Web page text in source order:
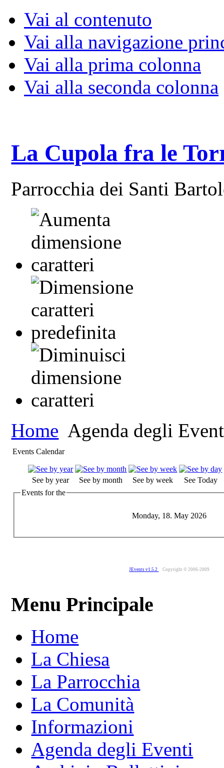
Vai al contenuto
Vai alla navigazione
Vai alla prima colonna
Vai alla seconda colonna
La Cupola fra le
Parrocchia dei Santi
Home Agenda degli
Events Calendar
See by year See by month See by week
See Today
Events for the
Monday, 18. May 2026
JEvents v1.5.2 Copyright © 2006-2009
Menu Principale
Home
La Chiesa
La Parrocchia
La Comunità
Informazioni
Agenda degli Eventi